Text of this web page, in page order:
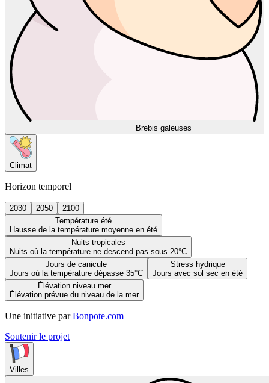
Brebis galeuses
Climat
Horizon temporel
2030 2050
2100
Température été
Hausse de la température moyenne en été
Nuits tropicales
Nuits où la température ne descend pas sous 20°C
Jours de canicule
Jours où la température dépasse 35°C
Stress hydrique
Jours avec sol sec en été
Élévation niveau mer
Élévation prévue du niveau de la mer
Une initiative par Bonpote.com
Soutenir le projet
Villes